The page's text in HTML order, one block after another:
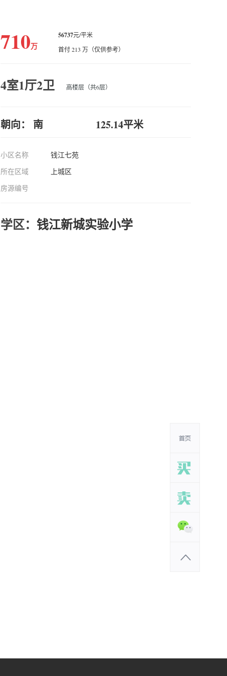
710万
56737元/平米
首付 213 万（仅供参考）
4室1厅2卫 高楼层（共6层）
朝向： 南 125.14平米
小区名称
钱江七苑
所在区域
上城区
房源编号
学区： 钱江新城实验小学